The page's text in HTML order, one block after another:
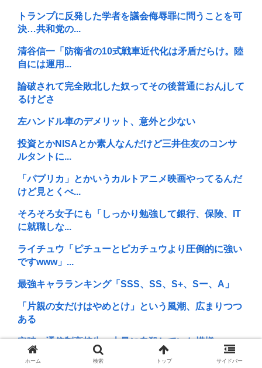
トランプに反発した学者を議会侮辱罪に問うことを可
決…共和党の...
清谷信一「防衛省の10式戦車近代化は矛盾だらけ。陸
自には運用...
論破されて完全敗北した奴ってその後普通におんjして
るけどさ
左ハンドル車のデメリット、意外と少ない
投資とかNISAとか素人なんだけど三井住友のコンサ
ルタントに...
「パプリカ」とかいうカルトアニメ映画やってるんだ
けど見とくべ...
そろそろ女子にも「しっかり勉強して銀行、保険、IT
に就職しな...
ライチュウ「ピチューとピカチュウより圧倒的に強い
ですwww」...
最強キャラランキング「SSS、SS、S+、Sー、A」
「片親の女だけはやめとけ」という風潮、広まりつつ
ある
定時、通信制高校生、大量に自殺していた模様
ドン・キホーテ露店「うなぎのかば焼き」で食中毒 男
ホーム 検索 トップ サイドバー